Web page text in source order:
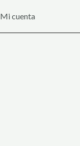
Mi cuenta